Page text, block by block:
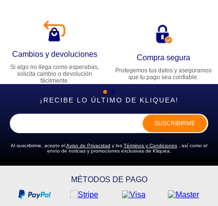
Cambios y devoluciones
Si algo no llega como esperabas,
solicita cambio o devolución
fácilmente.
Compra segura
Protegemos tus datos y aseguramos
que tu pago sea confiable.
¡RECIBE LO ÚLTIMO DE KLIQUEA!
SUSCRIBIRME
Al suscribirme, acepto elAviso de Privacidad y los Términos y Condiciones , así como el
envío de noticias y promociones exclusivas de Kliquea.
MÉTODOS DE PAGO